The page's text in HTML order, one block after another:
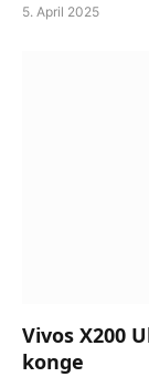
5. April 2025
Vivos X200
konge